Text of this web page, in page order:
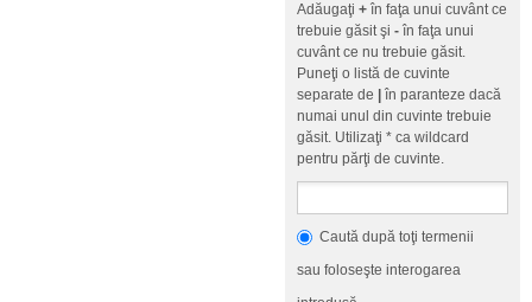
Adăugaţi + în faţa unui cuvânt ce
trebuie găsit şi - în faţa unui
cuvânt ce nu trebuie găsit.
Puneţi o listă de cuvinte
separate de
în paranteze dacă
numai unul din cuvinte trebuie
găsit. Utilizaţi * ca wildcard
pentru părţi de cuvinte.
Caută după toţi termenii
sau foloseşte interogarea